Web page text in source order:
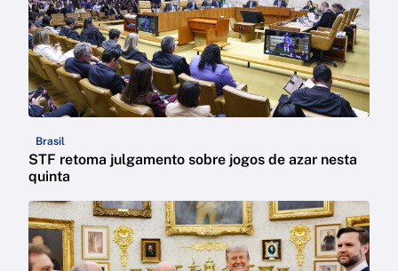
Brasil
STF retoma julgamento sobre jogos de azar nesta
quinta